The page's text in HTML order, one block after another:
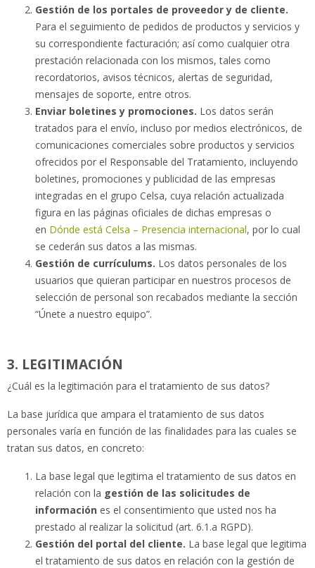
Gestión de los portales de proveedor y de cliente.
Para el seguimiento de pedidos de productos y servicios y
su correspondiente facturación; así como cualquier otra
prestación relacionada con los mismos, tales como
recordatorios, avisos técnicos, alertas de seguridad,
mensajes de soporte, entre otros.
Enviar boletines y promociones. Los datos serán
tratados para el envío, incluso por medios electrónicos, de
comunicaciones comerciales sobre productos y servicios
ofrecidos por el Responsable del Tratamiento, incluyendo
boletines, promociones y publicidad de las empresas
integradas en el grupo Celsa, cuya relación actualizada
figura en las páginas oficiales de dichas empresas o
en Dónde está Celsa – Presencia internacional, por lo cual
se cederán sus datos a las mismas.
Gestión de currículums. Los datos personales de los
usuarios que quieran participar en nuestros procesos de
selección de personal son recabados mediante la sección
“Únete a nuestro equipo”.
3. LEGITIMACIÓN
¿Cuál es la legitimación para el tratamiento de sus datos?
La base jurídica que ampara el tratamiento de sus datos
personales varía en función de las finalidades para las cuales se
tratan sus datos, en concreto:
La base legal que legitima el tratamiento de sus datos en
relación con la gestión de las solicitudes de
información es el consentimiento que usted nos ha
prestado al realizar la solicitud (art. 6.1.a RGPD).
Gestión del portal del cliente. La base legal que legitima
el tratamiento de sus datos en relación con la gestión de